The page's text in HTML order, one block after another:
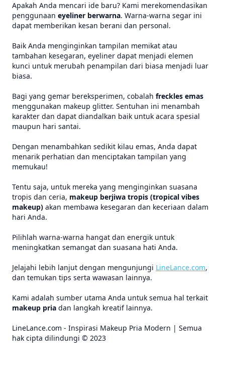
Apakah Anda mencari ide baru? Kami merekomendasikan
penggunaan eyeliner berwarna. Warna-warna segar ini
dapat memberikan kesan berani dan personal.
Baik Anda menginginkan tampilan memikat atau
tambahan kesegaran, eyeliner dapat menjadi elemen
kunci untuk merubah penampilan dari biasa menjadi luar
biasa.
Bagi yang gemar bereksperimen, cobalah freckles emas
menggunakan makeup glitter. Sentuhan ini menambah
karakter dan dapat diandalkan baik untuk acara spesial
maupun hari santai.
Dengan menambahkan sedikit kilau emas, Anda dapat
menarik perhatian dan menciptakan tampilan yang
memukau!
Tentu saja, untuk mereka yang menginginkan suasana
tropis dan ceria, makeup berjiwa tropis (tropical vibes
makeup) akan membawa kesegaran dan keceriaan dalam
hari Anda.
Pilihlah warna-warna hangat dan energik untuk
meningkatkan semangat dan suasana hati Anda.
Jelajahi lebih lanjut dengan mengunjungi LineLance.com,
dan temukan tips serta wawasan lainnya.
Kami adalah sumber utama Anda untuk semua hal terkait
makeup pria dan langkah kreatif lainnya.
LineLance.com - Inspirasi Makeup Pria Modern | Semua
hak cipta dilindungi © 2023